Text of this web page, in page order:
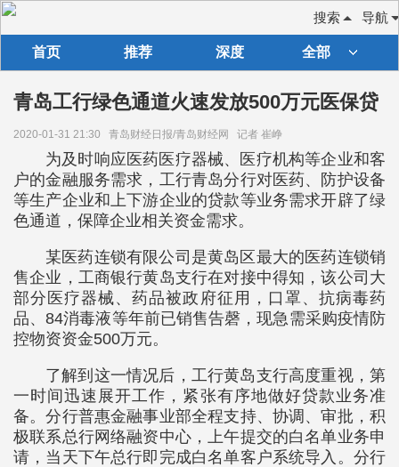
导航
搜索
首页 推荐 深度 全部
青岛工行绿色通道火速发放500万元医保贷
2020-01-31 21:30 青岛财经日报/青岛财经网 记者 崔峥
为及时响应医药医疗器械、医疗机构等企业和客
户的金融服务需求，工行青岛分行对医药、防护设备
等生产企业和上下游企业的贷款等业务需求开辟了绿
色通道，保障企业相关资金需求。
某医药连锁有限公司是黄岛区最大的医药连锁销
售企业，工商银行黄岛支行在对接中得知，该公司大
部分医疗器械、药品被政府征用，口罩、抗病毒药
品、84消毒液等年前已销售告磬，现急需采购疫情防
控物资资金500万元。
了解到这一情况后，工行黄岛支行高度重视，第
一时间迅速展开工作，紧张有序地做好贷款业务准
备。分行普惠金融事业部全程支持、协调、审批，积
极联系总行网络融资中心，上午提交的白名单业务申
请，当天下午总行即完成白名单客户系统导入。分行